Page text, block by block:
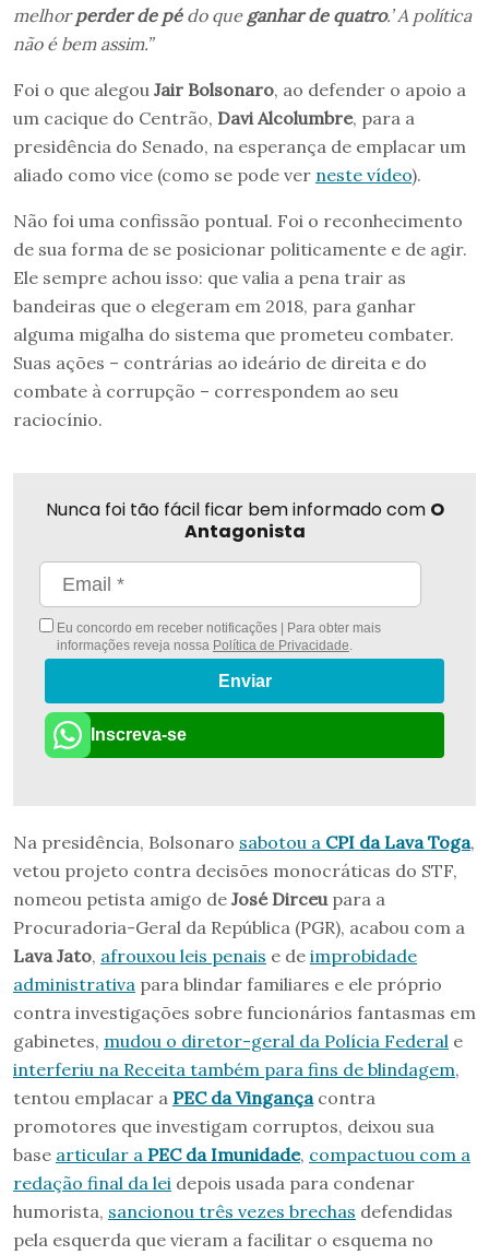
melhorperder de pédo que ganhar de quatro.’ A política
não é bem assim.”
Foi o que alegou Jair Bolsonaro, ao defender o apoio a
um cacique do Centrão, Davi Alcolumbre, para a
presidência do Senado, na esperança de emplacar um
aliado como vice (como se pode ver neste vídeo).
Não foi uma confissão pontual. Foi o reconhecimento
de sua forma de se posicionar politicamente e de agir.
Ele sempre achou isso: que valia a pena trair as
bandeiras que o elegeram em 2018, para ganhar
alguma migalha do sistema que prometeu combater.
Suas ações – contrárias ao ideário de direita e do
combate à corrupção – correspondem ao seu
raciocínio.
Nunca foi tão fácil ficar bem informado com O
Antagonista
Eu concordo em receber notificações | Para obter mais
informações reveja nossa Política de Privacidade.
Enviar
Inscreva-se
Na presidência, Bolsonaro sabotou a CPI da Lava Toga,
vetou projeto contra decisões monocráticas do STF,
nomeou petista amigo de José Dirceu para a
Procuradoria-Geral da República (PGR), acabou com a
Lava Jato, afrouxou leis penais e de improbidade
administrativa para blindar familiares e ele próprio
contra investigações sobre funcionários fantasmas em
gabinetes, mudou o diretor-geral da Polícia Federal e
interferiu na Receita também para fins de blindagem,
tentou emplacar a PEC da Vingançacontra
promotores que investigam corruptos, deixou sua
base articular a PEC da Imunidade, compactuou com a
redação final da lei depois usada para condenar
humorista, sancionou três vezes brechas defendidas
pela esquerda que vieram a facilitar o esquema no